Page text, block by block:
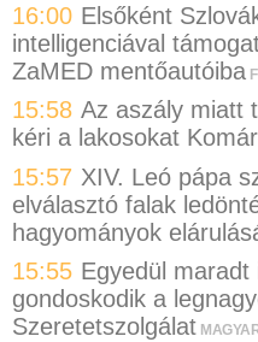
16:00 Elsőként
intelligenciával
ZaMED mentőautóiba
15:58 Az aszály miatt
kéri a lakosokat
15:57 XIV. Leó pápa
elválasztó falak
hagyományok
15:55 Egyedül maradt
gondoskodik a
Szeretetszolgálat